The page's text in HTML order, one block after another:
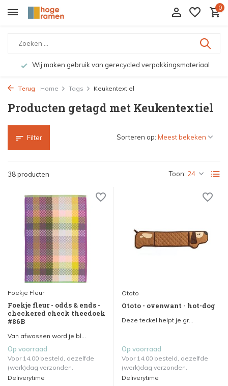
0
Wij maken gebruik van gerecycled verpakkingsmateriaal
Terug Home Tags Keukentextiel
Producten getagd met Keukentextiel
Filter
38 producten Toon:
Sorteren op:
Foekje Fleur
Foekje fleur - odds & ends -
checkered check theedoek
#86B
Van afwassen word je bl...
Op voorraad
Voor 14.00 besteld, dezelfde
(werk)dag verzonden.
Deliverytime
Ototo
Ototo - ovenwant - hot-dog
Deze teckel helpt je gr...
Op voorraad
Voor 14.00 besteld, dezelfde
(werk)dag verzonden.
Deliverytime